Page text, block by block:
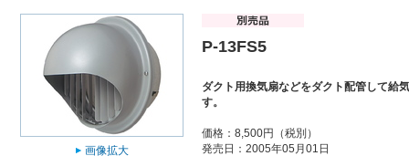
画像拡大
P-13FS5
ダクト用換気扇などをダクト配管して給
す。
価格：8,500円（税別）
発売日：2005年05月01日